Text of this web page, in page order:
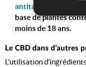
antitabac
il est
base de plantes
moins de 18 ans.
Le CBD dans d’autres
L’utilisation